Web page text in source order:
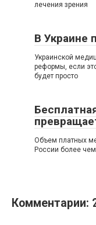
лечения зрения
В Украине
Украинской
реформы, если
будет просто
Объем платных
России более
Комментарии: